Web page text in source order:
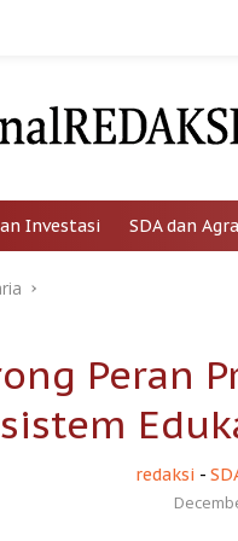
Investasi SDA dan
Peran
redaksi -